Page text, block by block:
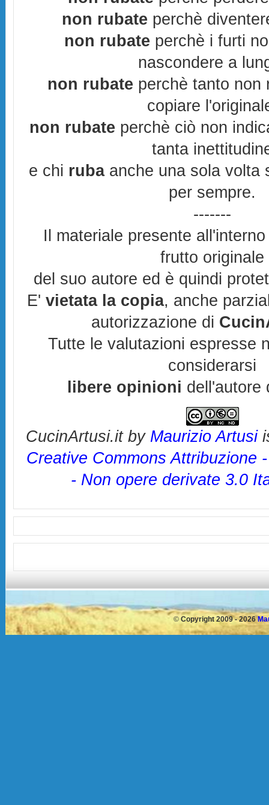
non rubate perchè
non rubate perchè i furti
nascondere a
non rubate perchè tanto non
copiare
non rubate perchè ciò non
tanta
e chi rubaanche una sola volta
per sempre.
-------
Il materiale presente
frutto originale
del suo autore ed è quindi
E'vietata la copia, anche
autorizzazione di
Tutte le valutazioni espresse
considerarsi
libere opinioni dell'autore
CucinArtusi.itby Maurizio Artusi
Creative Commons Attribuzione
- Non opere derivate 3.0
© Copyright 2009 - 2026